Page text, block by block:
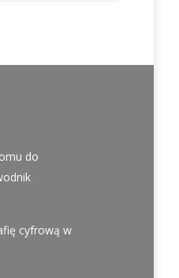
do
cyfrową w